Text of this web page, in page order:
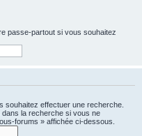
passe-partout si vous souhaitez
souhaitez effectuer une recherche.
dans la recherche si vous ne
forums » affichée ci-dessous.